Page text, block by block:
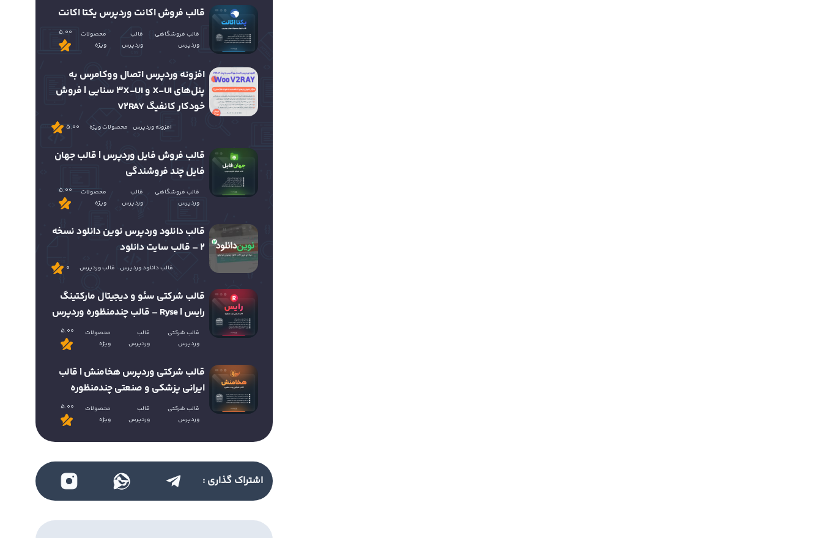
قالب فروش اکانت وردپرس یکتا اکانت
قالب فروشگاهی
وردپرس
قالب
وردپرس
محصولات
ویژه
5.00
افزونه وردپرس اتصال ووکامرس به
پنل‌های X-UI و 3X-UI سنایی | فروش
خودکار کانفیگ V2RAY
افزونه وردپرس محصولات ویژه 5.00
قالب فروش فایل وردپرس | قالب جهان
فایل چند فروشندگی
قالب فروشگاهی
وردپرس
قالب
وردپرس
محصولات
ویژه
5.00
قالب دانلود وردپرس نوین دانلود نسخه
2 – قالب سایت دانلود
قالب دانلود وردپرس قالب وردپرس 0
قالب شرکتی سئو و دیجیتال مارکتینگ
رایس | Ryse – قالب چندمنظوره وردپرس
قالب شرکتی
وردپرس
قالب
وردپرس
محصولات
ویژه
5.00
قالب شرکتی وردپرس هخامنش | قالب
ایرانی پزشکی و صنعتی چندمنظوره
قالب شرکتی
وردپرس
قالب
وردپرس
محصولات
ویژه
5.00
اشتراک گذاری :